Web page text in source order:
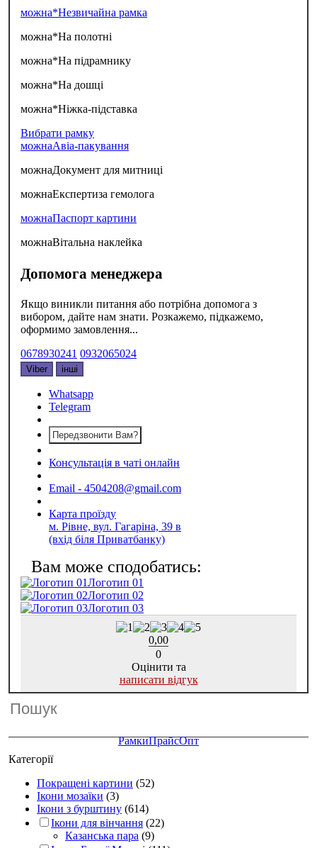
можна*Незвичайна рамка
можна*На полотні
можна*На підрамнику
можна*На дошці
можна*Ніжка-підставка
Вибрати рамку
можнаАвіа-пакування
можнаДокумент для митниці
можнаЕкспертиза гемолога
можнаПаспорт картини
можнаВітальна наклейка
Допомога менеджера
Якщо виникли питання або потрібна допомога з
вибором, дайте нам знати. Розкажемо, підкажемо,
оформимо замовлення...
0678930241 0932065024
Viber інші
Whatsapp
Telegram
Передзвонити Вам?
Консультація в чаті онлайн
Email - 4504208@gmail.com
Карта проїзду
м. Рівне, вул. Гагаріна, 39 в
(вхід біля Приватбанку)
Логотип 01
Логотип 02
Логотип 03
0,00
0
Оцінити та
написати відгук
РамкиПрайсОпт
Категорії
Покращені картини (52)
Ікони мозаїки (3)
Ікони з бурштину (614)
Ікони для вінчання (22)
Казанська пара (9)